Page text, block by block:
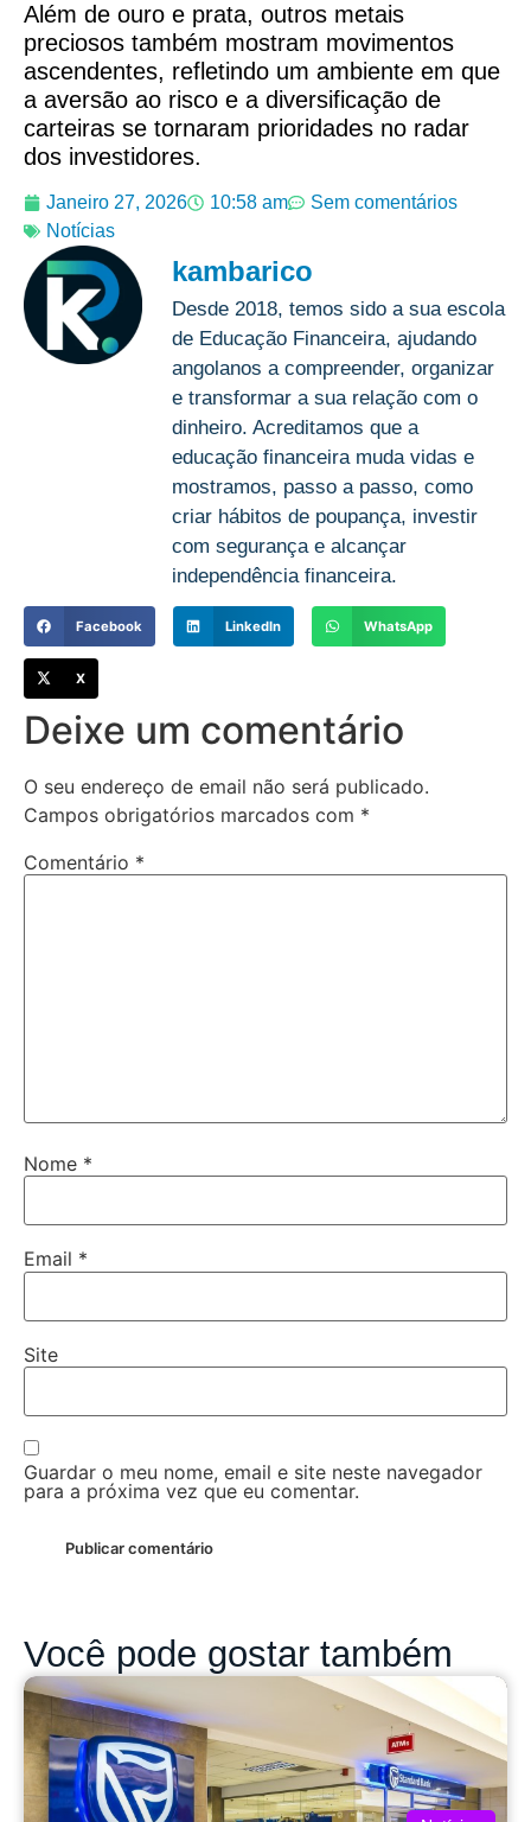
Além de ouro e prata, outros metais
preciosos também mostram movimentos
ascendentes, refletindo um ambiente em que
a aversão ao risco e a diversificação de
carteiras se tornaram prioridades no radar
dos investidores.
Janeiro 27, 2026 10:58 am
Sem comentários
Notícias
kambarico
Desde 2018, temos sido a sua escola
de Educação Financeira, ajudando
angolanos a compreender, organizar
e transformar a sua relação com o
dinheiro. Acreditamos que a
educação financeira muda vidas e
mostramos, passo a passo, como
criar hábitos de poupança, investir
com segurança e alcançar
independência financeira.
Facebook LinkedIn WhatsApp
X
Deixe um comentário
O seu endereço de email não será publicado.
Campos obrigatórios marcados com *
Comentário *
Nome *
Email *
Site
Guardar o meu nome, email e site neste navegador
para a próxima vez que eu comentar.
Você pode gostar também